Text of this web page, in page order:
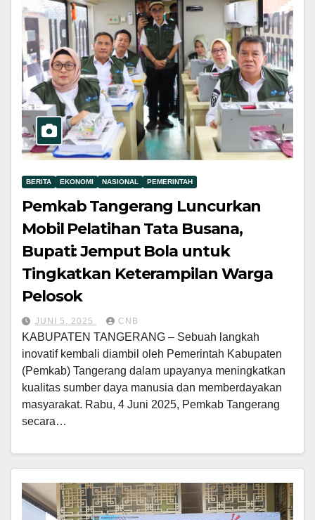
BERITA EKONOMI NASIONAL PEMERINTAH
Pemkab Tangerang Luncurkan
Mobil Pelatihan Tata Busana,
Bupati: Jemput Bola untuk
Tingkatkan Keterampilan Warga
Pelosok
JUNI 5, 2025 CNB
KABUPATEN TANGERANG – Sebuah langkah
inovatif kembali diambil oleh Pemerintah Kabupaten
(Pemkab) Tangerang dalam upayanya meningkatkan
kualitas sumber daya manusia dan memberdayakan
masyarakat. Rabu, 4 Juni 2025, Pemkab Tangerang
secara…